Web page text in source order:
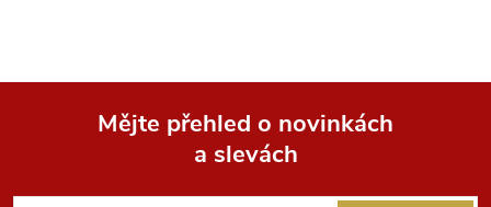
p
Mějte přehled o novinkách
a slevách